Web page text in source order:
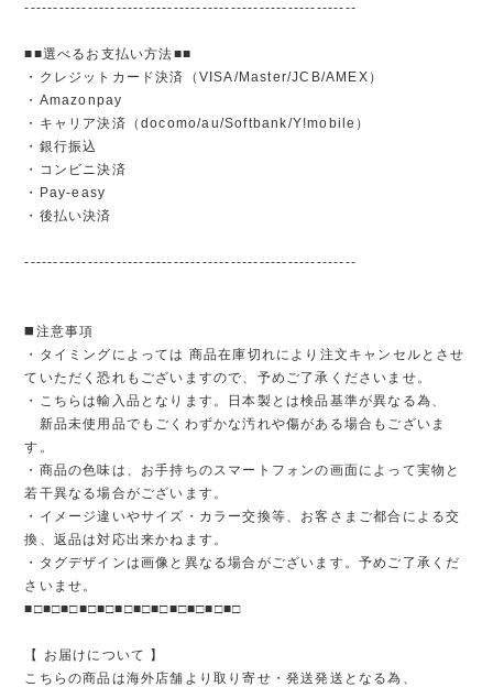
----------------------------------------------------------
■■選べるお支払い方法■■
・クレジットカード決済（VISA/Master/JCB/AMEX）
・Amazonpay
・キャリア決済（docomo/au/Softbank/Y!mobile）
・銀行振込
・コンビニ決済
・Pay-easy
・後払い決済
----------------------------------------------------------
◼️注意事項
・タイミングによっては 商品在庫切れにより注文キャンセルとさせ
ていただく恐れもございますので、予めご了承くださいませ。
・こちらは輸入品となります。日本製とは検品基準が異なる為、
新品未使用品でもごくわずかな汚れや傷がある場合もございま
す。
・商品の色味は、お手持ちのスマートフォンの画面によって実物と
若干異なる場合がございます。
・イメージ違いやサイズ・カラー交換等、お客さまご都合による交
換、返品は対応出来かねます。
・タグデザインは画像と異なる場合がございます。予めご了承くだ
さいませ。
■□■□■□■□■□■□■□■□■□■□■□■□
【 お届けについて 】
こちらの商品は海外店舗より取り寄せ・発送発送となる為、